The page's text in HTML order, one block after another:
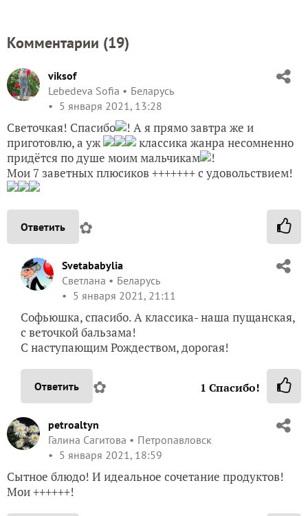
Комментарии (19)
viksof
Lebedeva Sofia
Беларусь
5 января 2021, 13:28
Светочкая! Спасибо
! А я прямо завтра же и
приготовлю, а уж
классика жанра несомненно
придётся по душе моим мальчикам
!
Мои 7 заветных плюсиков +++++++ с удовольствием!
Ответить ✿
Svetababylia
Светлана
Беларусь
5 января 2021, 21:11
Софьюшка, спасибо. А классика- наша пущанская,
с веточкой бальзама!
С наступающим Рождеством, дорогая!
Ответить ✿ 1 Спасибо!
petroaltyn
Галина Сагитова
Петропавловск
5 января 2021, 18:59
Сытное блюдо! И идеальное сочетание продуктов!
Мои ++++++!